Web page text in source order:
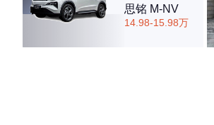
思铭 M-NV
14.98-15.98万